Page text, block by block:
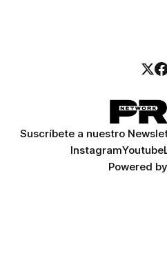
Suscríbete a nuestro
InstagramYoutube
Powered by